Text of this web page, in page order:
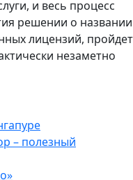
и весь процесс
решении о названии
лицензий, пройдет
незаметно
– полезный